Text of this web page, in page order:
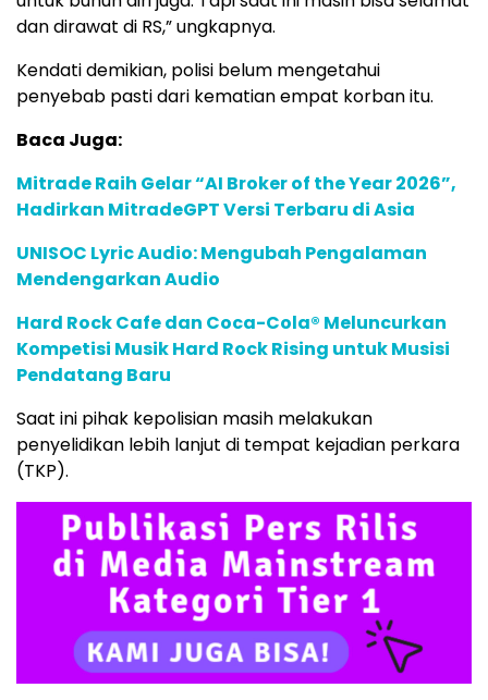
dan dirawat di RS,” ungkapnya.
Kendati demikian, polisi belum mengetahui
penyebab pasti dari kematian empat korban itu.
Baca Juga:
Mitrade Raih Gelar “AI Broker of the Year 2026”,
Hadirkan MitradeGPT Versi Terbaru di Asia
UNISOC Lyric Audio: Mengubah Pengalaman
Mendengarkan Audio
Hard Rock Cafe dan Coca-Cola® Meluncurkan
Kompetisi Musik Hard Rock Rising untuk Musisi
Pendatang Baru
Saat ini pihak kepolisian masih melakukan
penyelidikan lebih lanjut di tempat kejadian perkara
(TKP).